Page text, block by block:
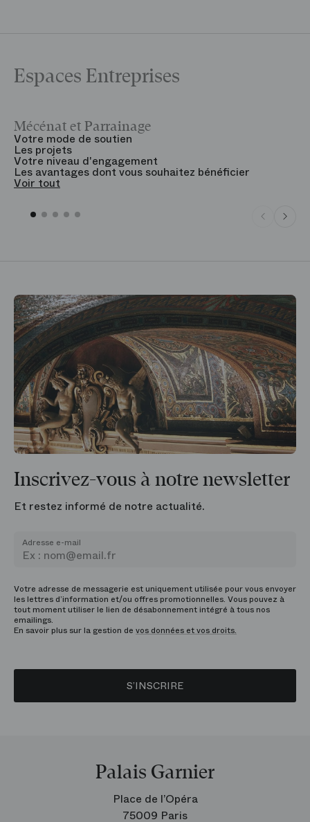
Espaces Entreprises
Mécénat et Parrainage
Votre mode de soutien
Les projets
Votre niveau d'engagement
Les avantages dont vous souhaitez bénéficier
Voir tout
Inscrivez-vous à notre newsletter
Et restez informé de notre actualité.
Adresse e-mail
Votre adresse de messagerie est uniquement utilisée pour vous envoyer
les lettres d’information et/ou offres promotionnelles. Vous pouvez à
tout moment utiliser le lien de désabonnement intégré à tous nos
emailings.
En savoir plus sur la gestion de vos données et vos droits.
S’INSCRIRE
Palais Garnier
Place de l’Opéra
75009 Paris